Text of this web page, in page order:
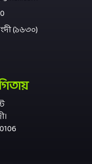
(১৬৩০)